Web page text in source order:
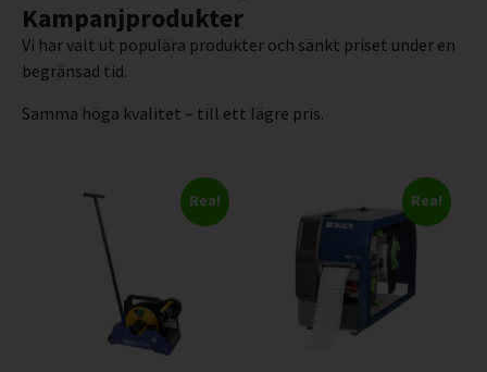
Kampanjprodukter
Vi har valt ut populära produkter och sänkt priset under en
begränsad tid.
Samma höga kvalitet – till ett lägre pris.
Rea! Rea!